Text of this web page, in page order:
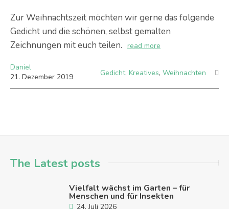
Zur Weihnachtszeit möchten wir gerne das folgende
Gedicht und die schönen, selbst gemalten
Zeichnungen mit euch teilen. read more
Daniel
21. Dezember 2019 Gedicht, Kreatives, Weihnachten
The Latest posts
Vielfalt wächst im Garten – für
Menschen und für Insekten
24. Juli 2026